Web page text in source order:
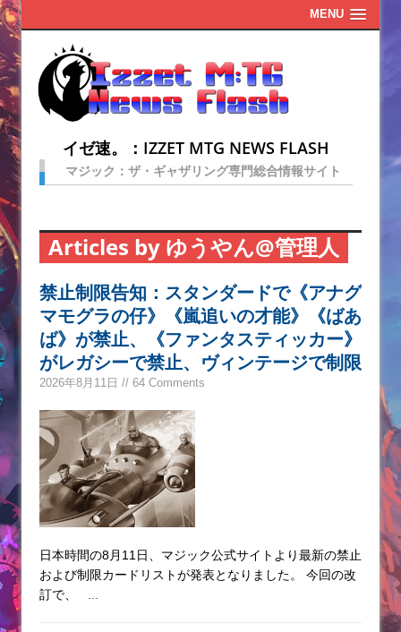
MENU
イゼ速。：IZZET MTG NEWS FLASH
マジック：ザ・ギャザリング専門総合情報サイト
Articles by ゆうやん@管理人
禁止制限告知：スタンダードで《アナグ
マモグラの仔》《嵐追いの才能》《ばあ
ば》が禁止、《ファンタスティッカー》
がレガシーで禁止、ヴィンテージで制限
2026年8月11日 // 64 Comments
日本時間の8月11日、マジック公式サイトより最新の禁止
および制限カードリストが発表となりました。 今回の改
訂で、